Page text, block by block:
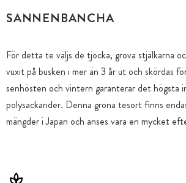
SANNENBANCHA
För detta te väljs de tjocka, grova stjälkarna
vuxit på busken i mer än 3 år ut och skördas
senhösten och vintern garanterar det högsta
polysackarider. Denna gröna tesort finns
mängder i Japan och anses vara en mycket